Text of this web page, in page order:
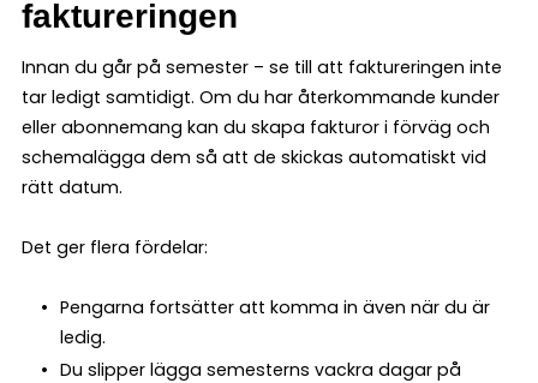
faktureringen
Innan du går på semester – se till att faktureringen inte
tar ledigt samtidigt. Om du har återkommande kunder
eller abonnemang kan du skapa fakturor i förväg och
schemalägga dem så att de skickas automatiskt vid
rätt datum.
Det ger flera fördelar:
Pengarna fortsätter att komma in även när du är
ledig.
Du slipper lägga semesterns vackra dagar på